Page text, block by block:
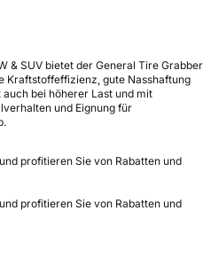
& SUV bietet der General Tire Grabber
Kraftstoffeffizienz, gute Nasshaftung
bei höherer Last und mit
und Eignung für
profitieren Sie von Rabatten und
profitieren Sie von Rabatten und